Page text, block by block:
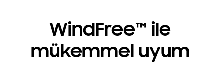
WindFree™ ile
mükemmel uyum